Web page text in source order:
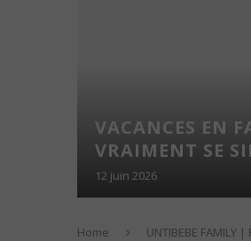
VACANCES EN
VRAIMENT SE
12 juin 2026
Home UNTIBEBE FAMILY